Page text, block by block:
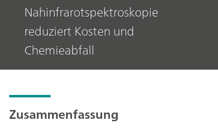
Nahinfrarotspektroskopie
reduziert Kosten und
Chemieabfall
Zusammenfassung